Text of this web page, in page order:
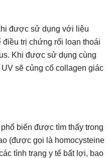
được sử dụng với liệu
trị chứng rối loạn thoái
Khi được sử dụng cùng
sẽ củng cố collagen giác
biến được tìm thấy trong
(được gọi là homocysteine
tình trạng y tế bất lợi, bao